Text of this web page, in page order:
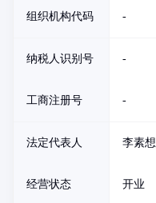
组织机构代码 -
纳税人识别号 -
工商注册号 -
法定代表人 李素想
经营状态 开业